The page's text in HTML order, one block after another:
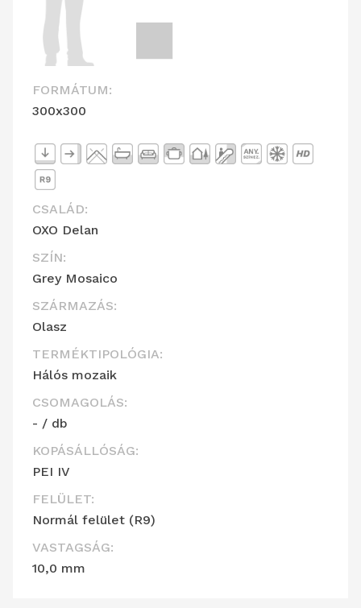
FORMÁTUM:
300x300
CSALÁD:
OXO Delan
SZÍN:
Grey Mosaico
SZÁRMAZÁS:
Olasz
TERMÉKTIPOLÓGIA:
Hálós mozaik
CSOMAGOLÁS:
- / db
KOPÁSÁLLÓSÁG:
PEI IV
FELÜLET:
Normál felület (R9)
VASTAGSÁG:
10,0 mm